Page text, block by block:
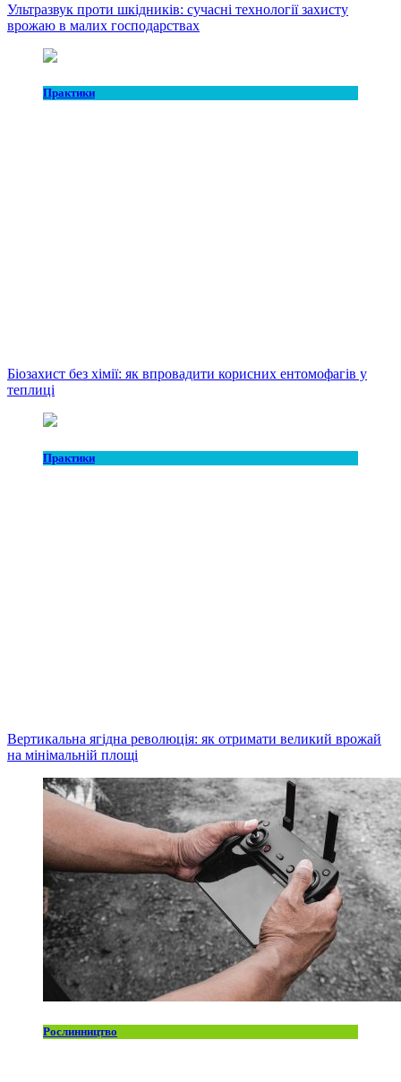
Ультразвук проти шкідників: сучасні технології захисту
врожаю в малих господарствах
Практики
Біозахист без хімії: як впровадити корисних ентомофагів у
теплиці
Практики
Вертикальна ягідна революція: як отримати великий врожай
на мінімальній площі
Рослинництво